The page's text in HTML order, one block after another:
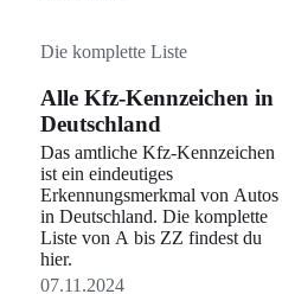
Die komplette Liste
Alle Kfz-Kennzeichen in
Deutschland
Das amtliche Kfz-Kennzeichen
ist ein eindeutiges
Erkennungsmerkmal von Autos
in Deutschland. Die komplette
Liste von A bis ZZ findest du
hier.
07.11.2024